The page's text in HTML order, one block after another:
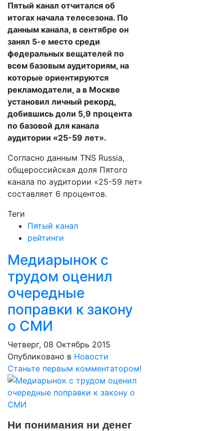
Пятый канал отчитался об
итогах начала телесезона. По
данным канала, в сентябре он
занял 5-е место среди
федеральных вещателей по
всем базовым аудиториям, на
которые ориентируются
рекламодатели, а в Москве
установил личный рекорд,
добившись доли 5,9 процента
по базовой для канала
аудитории «25-59 лет».
Согласно данным TNS Russia,
общероссийская доля Пятого
канала по аудитории «25-59 лет»
составляет 6 процентов.
Теги
Пятый канал
рейтинги
Медиарынок с
трудом оценил
очередные
поправки к закону
о СМИ
Четверг, 08 Октябрь 2015
Опубликовано в Новости
Станьте первым комментатором!
Ни понимания ни денег